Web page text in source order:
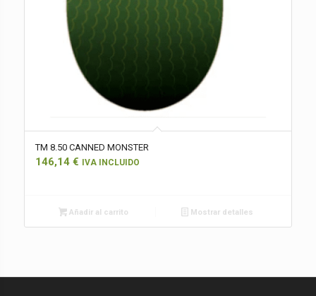
TM 8.50 CANNED MONSTER
146,14 € IVA INCLUIDO
Añadir al carrito Mostrar detalles